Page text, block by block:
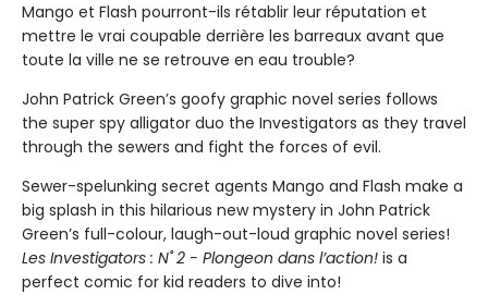
Mango et Flash pourront-ils rétablir leur réputation et
mettre le vrai coupable derrière les barreaux avant que
toute la ville ne se retrouve en eau trouble?
John Patrick Green’s goofy graphic novel series follows
the super spy alligator duo the Investigators as they travel
through the sewers and fight the forces of evil.
Sewer-spelunking secret agents Mango and Flash make a
big splash in this hilarious new mystery in John Patrick
Green’s full-colour, laugh-out-loud graphic novel series!
Les Investigators : N˚ 2 - Plongeon dans l’action! is a
perfect comic for kid readers to dive into!